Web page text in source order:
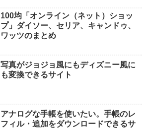
100均「オンライン（ネット）ショッ
プ」ダイソー、セリア、キャンドゥ、
ワッツのまとめ
写真がジョジョ風にもディズニー風に
も変換できるサイト
アナログな手帳を使いたい。手帳のレ
フィル・追加をダウンロードできるサ